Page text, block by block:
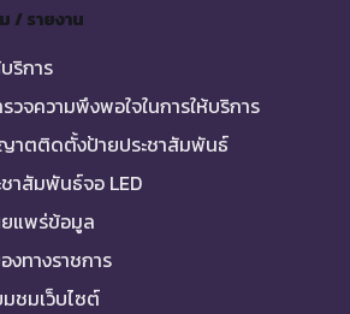
/ รายงาน
ริการ
วจความพึงพอใจในการให้บริการ
าตติดตั้งป้ายประชาสัมพันธ์
าสัมพันธ์จอ LED
ยแพร่ข้อมูล
ทางราชการ
ชมเว็บไซต์